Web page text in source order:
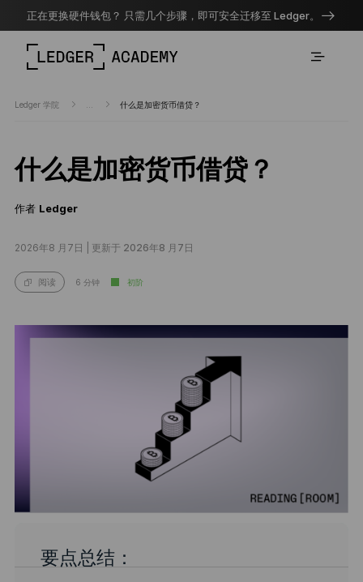
正在更换硬件钱包？ 只需几个步骤，即可安全迁移至 Ledger。
Ledger 学院 什么是加密货币借贷？
什么是加密货币借贷？
作者 Ledger
2026年8 月7日 | 更新于 2026年8 月7日
阅读 6 分钟 初阶
要点总结：